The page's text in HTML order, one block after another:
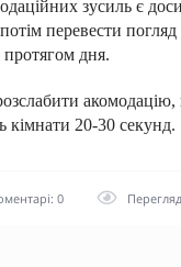
зусиль є
перевести
дня.
акомодацію,
кімнати 20-30 секунд.
0